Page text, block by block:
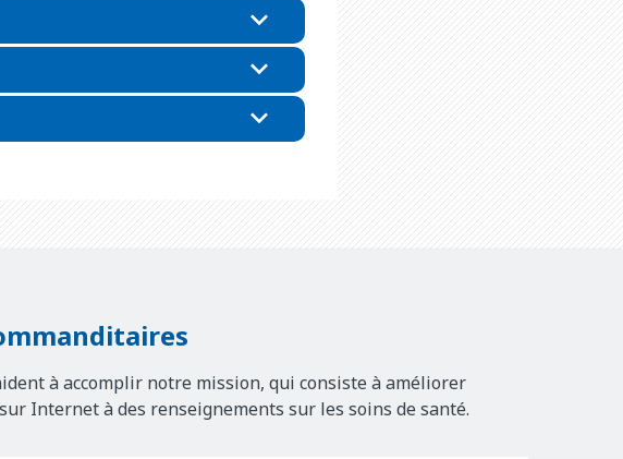
à accomplir notre mission, qui consiste à améliorer
Internet à des renseignements sur les soins de santé.